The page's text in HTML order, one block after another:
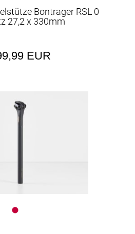
Bontrager RSL 0
27,2 x 330mm
EUR